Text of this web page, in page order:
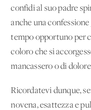
confidi al suo padre
anche una
tempo opportuno per
coloro che si
mancassero o di
Ricordatevi dunque,
novena, esattezza e